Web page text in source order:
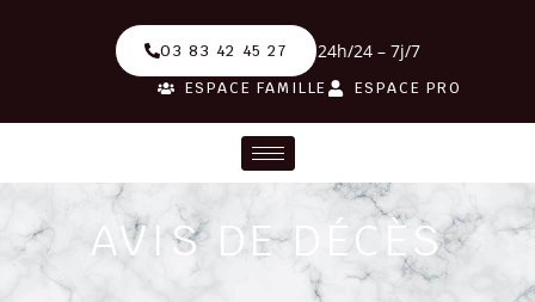
03 83 42 45 27 24h/24 – 7j/7
ESPACE FAMILLE ESPACE PRO
AVIS DE DÉCÈS